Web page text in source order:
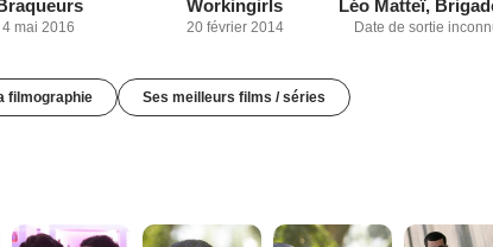
4 mai 2016
Workingirls
20 février 2014 Date de sortie
filmographie Ses meilleurs films / séries